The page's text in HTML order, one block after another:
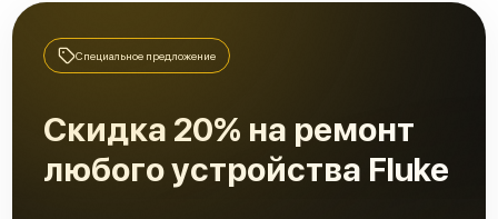
Fluke 190-104/S
Специальное предложение
Скидка 20% на ремонт
любого устройства Fluke